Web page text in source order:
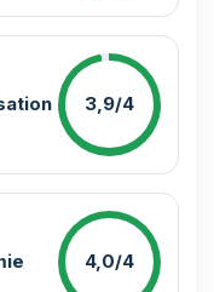
3,9/4
4,0/4